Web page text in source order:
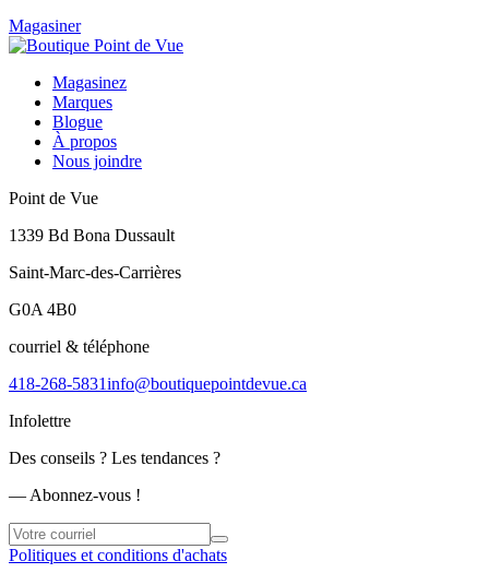
Magasiner
Magasinez
Marques
Blogue
À propos
Nous joindre
Point de Vue
1339 Bd Bona Dussault
Saint-Marc-des-Carrières
G0A 4B0
courriel & téléphone
418-268-5831info@boutiquepointdevue.ca
Infolettre
Des conseils ? Les tendances ?
― Abonnez-vous !
Politiques et conditions d'achats